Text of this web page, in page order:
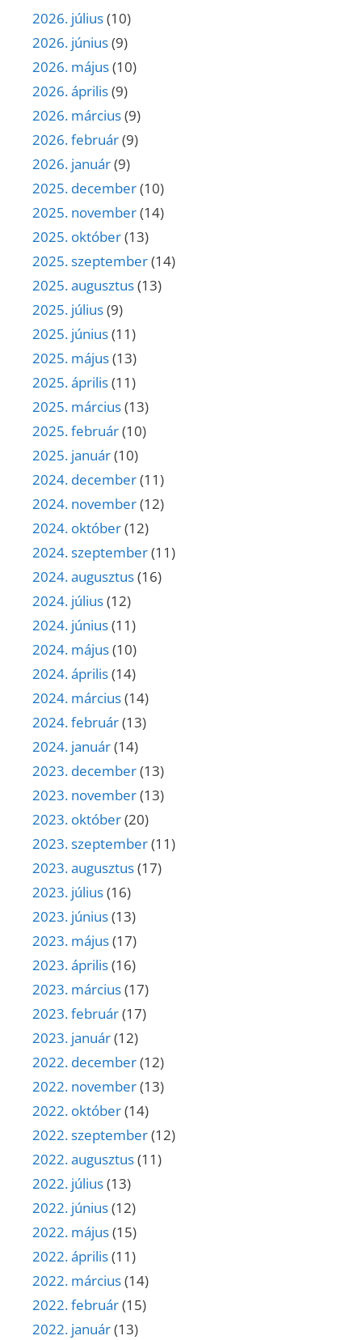
2026. július(10)
2026. június(9)
2026. május(10)
2026. április(9)
2026. március(9)
2026. február(9)
2026. január(9)
2025. december(10)
2025. november(14)
2025. október(13)
2025. szeptember(14)
2025. augusztus(13)
2025. július(9)
2025. június(11)
2025. május(13)
2025. április(11)
2025. március(13)
2025. február(10)
2025. január(10)
2024. december(11)
2024. november(12)
2024. október(12)
2024. szeptember(11)
2024. augusztus(16)
2024. július(12)
2024. június(11)
2024. május(10)
2024. április(14)
2024. március(14)
2024. február(13)
2024. január(14)
2023. december(13)
2023. november(13)
2023. október(20)
2023. szeptember(11)
2023. augusztus(17)
2023. július(16)
2023. június(13)
2023. május(17)
2023. április(16)
2023. március(17)
2023. február(17)
2023. január(12)
2022. december(12)
2022. november(13)
2022. október(14)
2022. szeptember(12)
2022. augusztus(11)
2022. július(13)
2022. június(12)
2022. május(15)
2022. április(11)
2022. március(14)
2022. február(15)
2022. január(13)